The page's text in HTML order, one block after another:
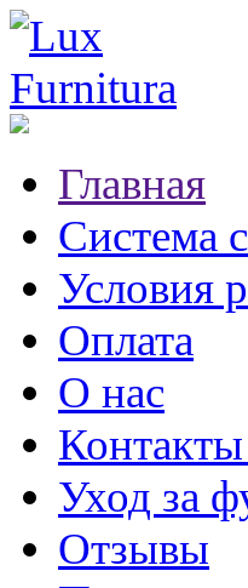
Главная
Система
Условия
Оплата
О нас
Уход за
Отзывы